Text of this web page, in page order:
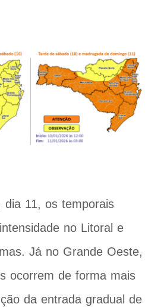
dia 11, os temporais
no Litoral e
Já no Grande Oeste,
ocorrem de forma mais
da entrada gradual de